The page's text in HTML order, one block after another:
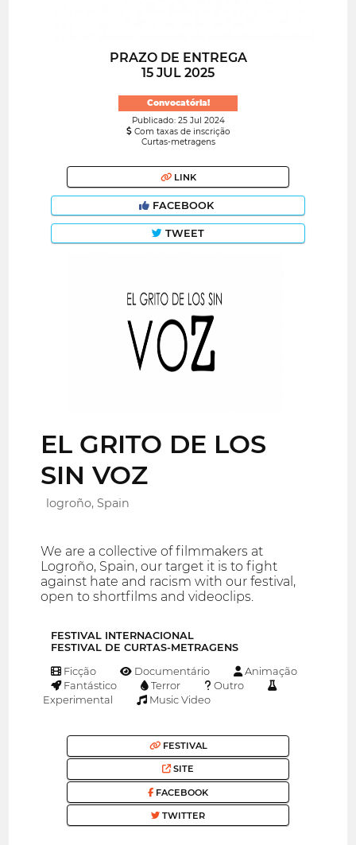
PRAZO DE ENTREGA
15 JUL 2025
Convocatória!
Publicado: 25 Jul 2024
Com taxas de inscrição
Curtas-metragens
LINK
FACEBOOK
TWEET
EL GRITO DE LOS
SIN VOZ
logroño, Spain
We are a collective of filmmakers at
Logroño, Spain, our target it is to fight
against hate and racism with our festival,
open to shortfilms and videoclips.
FESTIVAL INTERNACIONAL
FESTIVAL DE CURTAS-METRAGENS
Ficção Documentário
Animação
Fantástico
Terror
Outro
Experimental
Music Video
FESTIVAL
SITE
FACEBOOK
TWITTER